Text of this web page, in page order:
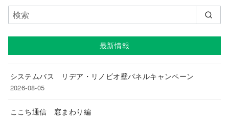
最新情報
システムバス リデア・リノビオ壁パネルキャンペーン
2026-08-05
ここち通信 窓まわり編